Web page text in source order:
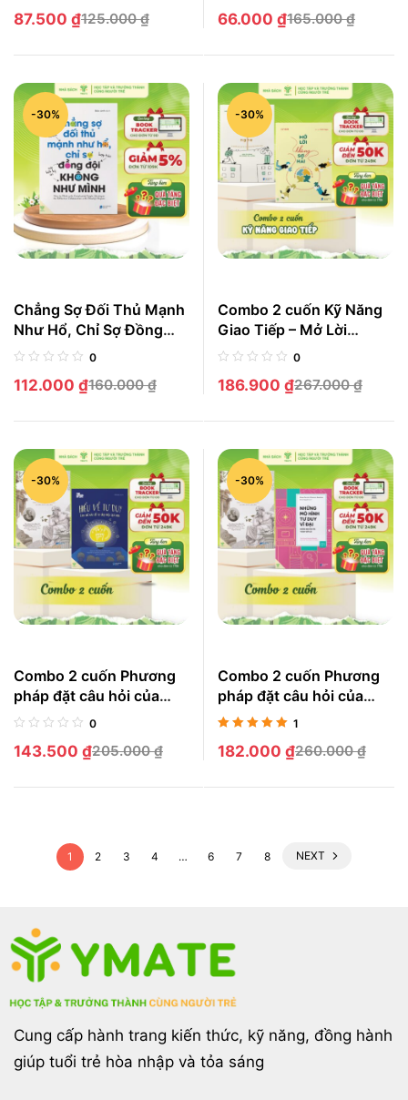
125.000₫
87.500 ₫ 165.000₫
66.000 ₫
-30%
Chẳng Sợ Đối Thủ Mạnh
Như Hổ, Chỉ Sợ Đồng
Đội Không Như Mình:
Bất Kỳ Ai
0
160.000₫
112.000 ₫
-30%
Combo 2 cuốn Kỹ Năng
Giao Tiếp – Mở Lời
Không Sợ Hãi + Nói
0
267.000₫
186.900 ₫
-30%
Combo 2 cuốn Phương
pháp đặt câu hỏi của
Socrates + Hiểu về tư
0
205.000₫
143.500 ₫
-30%
Combo 2 cuốn Phương
pháp đặt câu hỏi của
Socrates + Những
hạng5.005
1
260.000₫
182.000 ₫
1 2 3 4 … 6 7 8 NEXT
Cung cấp hành trang kiến thức, kỹ năng, đồng hành
giúp tuổi trẻ hòa nhập và tỏa sáng